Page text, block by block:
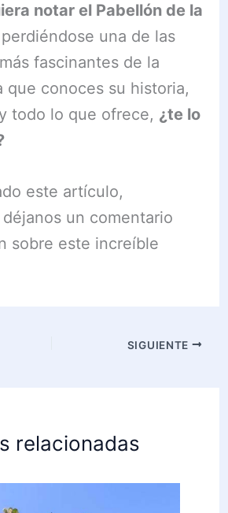
notar el Pabellón de la
una de las
fascinantes de la
que conoces su historia,
todo lo que ofrece, ¿te lo
este artículo,
un comentario
sobre este increíble
SIGUIENTE
relacionadas